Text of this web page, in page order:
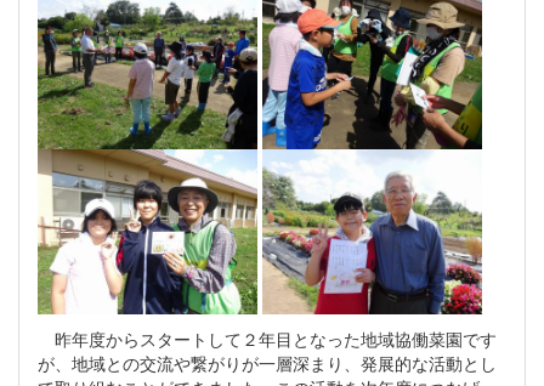
昨年度からスタートして２年目となった地域協働菜園です
が、地域との交流や繋がりが一層深まり、発展的な活動とし